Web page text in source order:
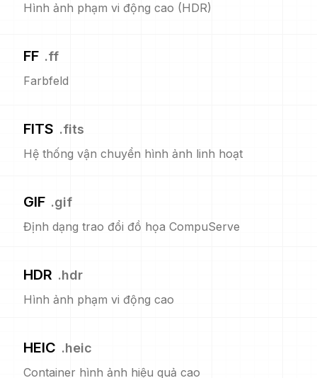
Hình ảnh phạm vi động cao (HDR)
FF .ff
Farbfeld
FITS .fits
Hệ thống vận chuyển hình ảnh linh hoạt
GIF .gif
Định dạng trao đổi đồ họa CompuServe
HDR .hdr
Hình ảnh phạm vi động cao
HEIC .heic
Container hình ảnh hiệu quả cao